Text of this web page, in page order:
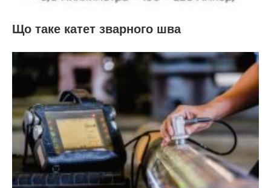
Що таке катет зварного шва